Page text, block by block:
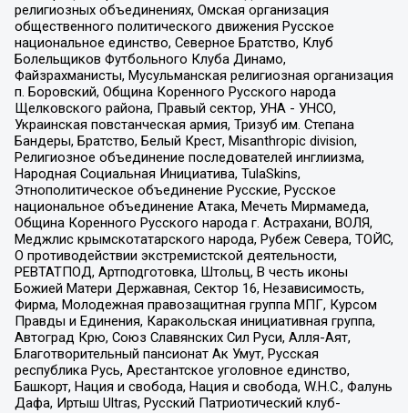
религиозных объединениях, Омская организация
общественного политического движения Русское
национальное единство, Северное Братство, Клуб
Болельщиков Футбольного Клуба Динамо,
Файзрахманисты, Мусульманская религиозная организация
п. Боровский, Община Коренного Русского народа
Щелковского района, Правый сектор, УНА - УНСО,
Украинская повстанческая армия, Тризуб им. Степана
Бандеры, Братство, Белый Крест, Misanthropic division,
Религиозное объединение последователей инглиизма,
Народная Социальная Инициатива, TulaSkins,
Этнополитическое объединение Русские, Русское
национальное объединение Атака, Мечеть Мирмамеда,
Община Коренного Русского народа г. Астрахани, ВОЛЯ,
Меджлис крымскотатарского народа, Рубеж Севера, ТОЙС,
О противодействии экстремистской деятельности,
РЕВТАТПОД, Артподготовка, Штольц, В честь иконы
Божией Матери Державная, Сектор 16, Независимость,
Фирма, Молодежная правозащитная группа МПГ, Курсом
Правды и Единения, Каракольская инициативная группа,
Автоград Крю, Союз Славянских Сил Руси, Алля-Аят,
Благотворительный пансионат Ак Умут, Русская
республика Русь, Арестантское уголовное единство,
Башкорт, Нация и свобода, Нация и свобода, W.H.С., Фалунь
Дафа, Иртыш Ultras, Русский Патриотический клуб-